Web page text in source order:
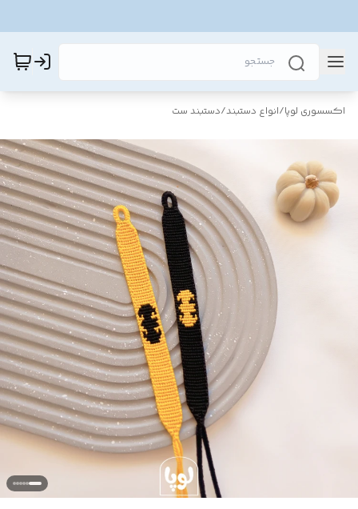
اکسسوری لوپا/انواع دستبند/دستبند ست